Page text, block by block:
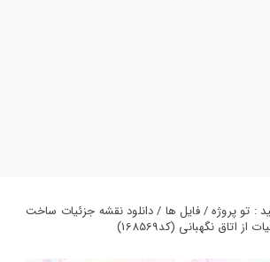
: تو پروژه / فایل ها / دانلود نقشه جزئیات ساخت
اتاق نگهبانی (کد168569)